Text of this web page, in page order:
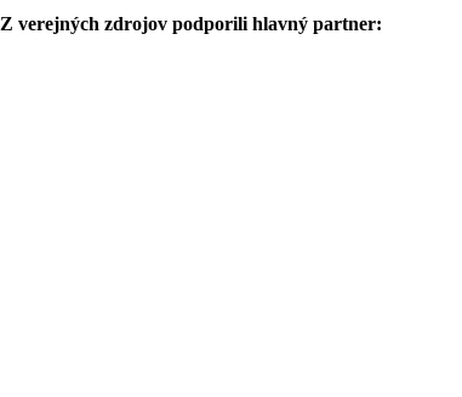
Z verejných zdrojov podporili hlavný partner: